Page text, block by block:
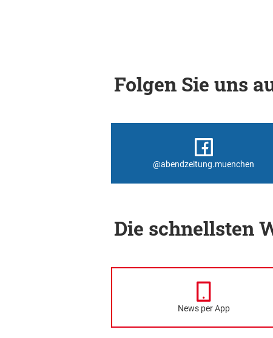
Folgen Sie uns
@abendzeitung.muenchen
Die schnellsten
News per App